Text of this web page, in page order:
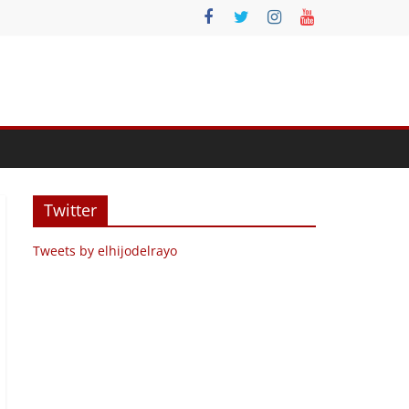
Twitter
Tweets by elhijodelrayo